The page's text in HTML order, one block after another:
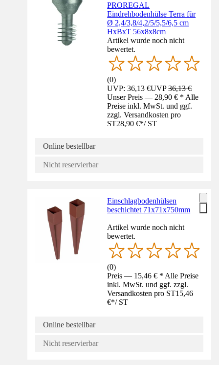
PROREGAL
Eindrehbodenhülse Terra für
Ø 2,4/3,8/4,2/5/5,5/6,5 cm
HxBxT 56x8x8cm
Artikel wurde noch nicht
bewertet.
(0)
UVP: 36,13 €UVP36,13 €
Unser Preis — 28,90 € * Alle
Preise inkl. MwSt. und ggf.
zzgl. Versandkosten pro
ST28,90 €*/ ST
Online bestellbar
Nicht reservierbar
Einschlagbodenhülsen
beschichtet 71x71x750mm
Artikel wurde noch nicht
bewertet.
(0)
Preis — 15,46 € * Alle Preise
inkl. MwSt. und ggf. zzgl.
Versandkosten pro ST15,46
€*/ ST
Online bestellbar
Nicht reservierbar